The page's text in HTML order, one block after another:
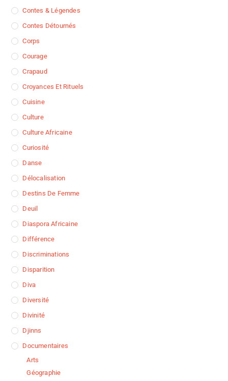
Contes & Légendes
Contes Détournés
Corps
Courage
Crapaud
Croyances Et Rituels
Cuisine
Culture
Culture Africaine
Curiosité
Danse
Délocalisation
Destins De Femme
Deuil
Diaspora Africaine
Différence
Discriminations
Disparition
Diva
Diversité
Divinité
Djinns
Documentaires
Arts
Géographie